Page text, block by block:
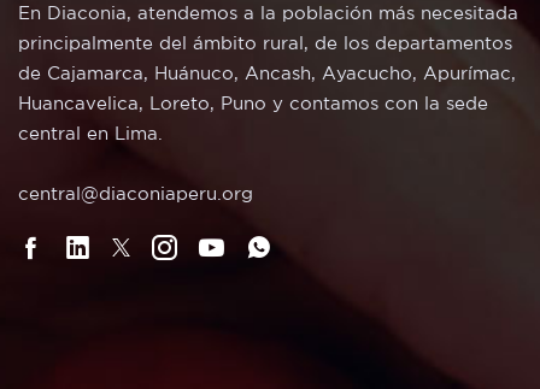
En Diaconia, atendemos a la población más necesitada
principalmente del ámbito rural, de los departamentos
de Cajamarca, Huánuco, Ancash, Ayacucho, Apurímac,
Huancavelica, Loreto, Puno y contamos con la sede
central en Lima.
central@diaconiaperu.org